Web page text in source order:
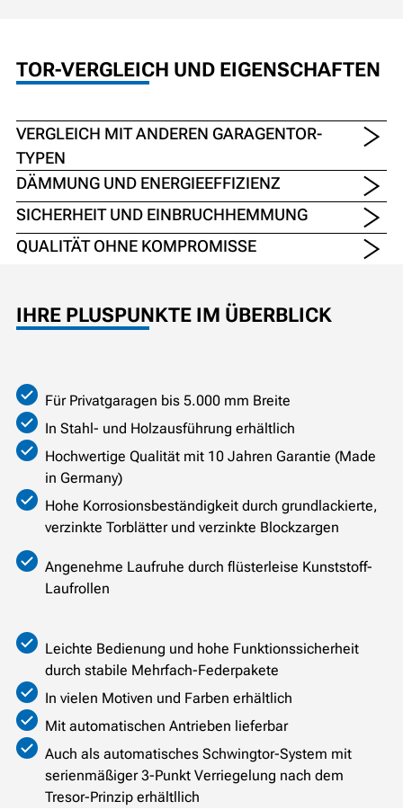
TOR-VERGLEICH UND EIGENSCHAFTEN
VERGLEICH MIT ANDEREN GARAGENTOR-
TYPEN
DÄMMUNG UND ENERGIEEFFIZIENZ
SICHERHEIT UND EINBRUCHHEMMUNG
QUALITÄT OHNE KOMPROMISSE
IHRE PLUSPUNKTE IM ÜBERBLICK
Für Privatgaragen bis 5.000 mm Breite
In Stahl- und Holzausführung erhältlich
Hochwertige Qualität mit 10 Jahren Garantie (Made
in Germany)
Hohe Korrosionsbeständigkeit durch grundlackierte,
verzinkte Torblätter und verzinkte Blockzargen
Angenehme Laufruhe durch flüsterleise Kunststoff-
Laufrollen
Leichte Bedienung und hohe Funktionssicherheit
durch stabile Mehrfach-Federpakete
In vielen Motiven und Farben erhältlich
Mit automatischen Antrieben lieferbar
Auch als automatisches Schwingtor-System mit
serienmäßiger 3-Punkt Verriegelung nach dem
Tresor-Prinzip erhältllich